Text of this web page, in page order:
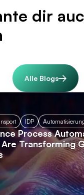
dir
Alle Blogs
IDP
Process
Are Transforming